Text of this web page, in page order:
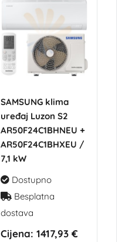
SAMSUNG klima
uređaj Luzon S2
AR50F24C1BHNEU +
AR50F24C1BHXEU /
7,1 kW
Dostupno
Besplatna
dostava
Cijena: 1417,93 €